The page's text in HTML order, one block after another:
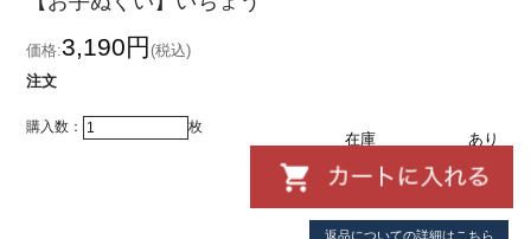
価格:3,190円(税込)
注文
購入数： 枚
在庫 あり
返品についての詳細はこちら